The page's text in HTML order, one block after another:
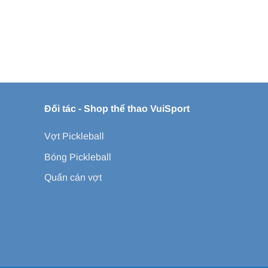
Đối tác - Shop thể thao VuiSport
Vợt Pickleball
Bóng Pickleball
Quấn cán vợt